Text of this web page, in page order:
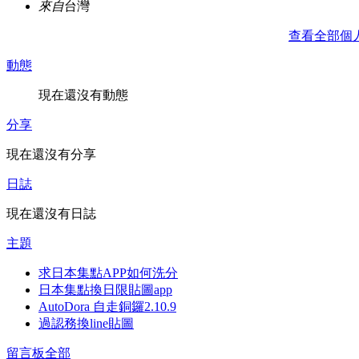
來自台灣
查看全部個
動態
現在還沒有動態
分享
現在還沒有分享
日誌
現在還沒有日誌
主題
求日本集點APP如何洗分
日本集點換日限貼圖app
AutoDora 自走銅鑼2.10.9
過認務換line貼圖
留言板全部